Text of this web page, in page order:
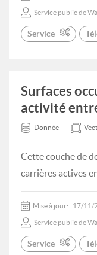
Service public de
Service
Surfaces
activité
Donnée
Cette couche de
carrières actives
Mise à jour: 17/11/
Service public de
Service